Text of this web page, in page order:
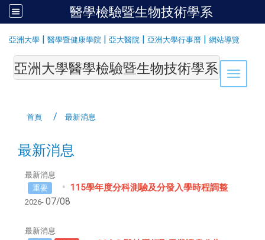
醫學檢驗暨生物技術學系
亞洲大學 | 醫學暨健康學院 | 亞大醫院 | 亞洲大學行事曆 | 網站導覽
Toggle
亞洲大學醫學檢驗暨生物技術學系
首頁 最新消息
最新消息
最新消息
重要
115學年度分科測驗及分發入學時程調整
2026- 07/08
最新消息